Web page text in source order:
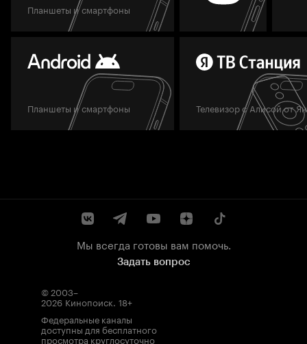
Планшеты и смартфоны
Планшеты и смартфоны Телевизор с Алисой от
Мы всегда готовы вам помочь.
Задать вопрос
© 2003–
2026 Кинопоиск. 18+
Федеральные каналы
доступны для бесплатного
просмотра круглосуточно